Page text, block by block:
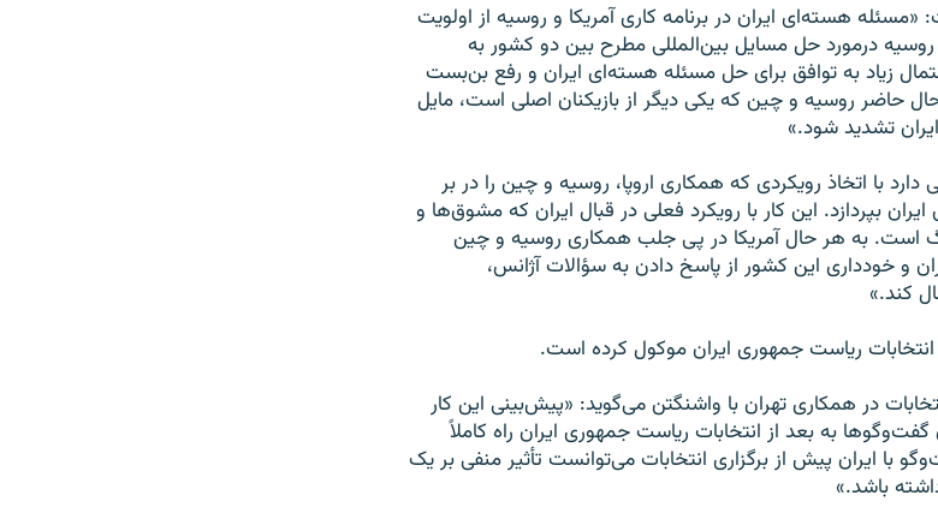
هسته‌ای ايران در برنامه کاری آمريکا و روسيه از اولويت
روسيه درمورد حل مسايل بين‌المللی مطرح بين دو کشور به
زياد به توافق برای حل مسئله هسته‌ای ايران و رفع بن‌بست
حاضر روسيه و چين که يکی ديگر از بازيکنان اصلی است، مايل
تشديد شود.»
با اتخاذ رويکردی که همکاری اروپا، روسيه و چين را در بر
بپردازد. اين کار با رويکرد فعلی در قبال ايران که مشوق‌ها و
است. به هر حال آمريکا در پی جلب همکاری روسيه و چين
و خودداری اين کشور از پاسخ دادن به سؤالات آژانس،
کند.»
انتخابات رياست جمهوری ايران موکول کرده است.
در همکاری تهران با واشنگتن می‌گويد: «پيش‌بينی اين کار
به بعد از انتخابات رياست جمهوری ايران راه کاملاً
با ايران پيش از برگزاری انتخابات می‌توانست تأثير منفی بر يک
باشد.»